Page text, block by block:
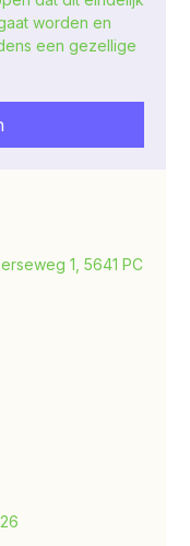
worden en
een gezellige
1, 5641 PC